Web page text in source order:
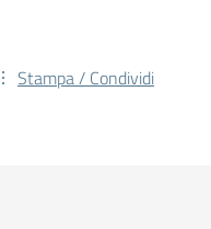
Stampa / Condividi